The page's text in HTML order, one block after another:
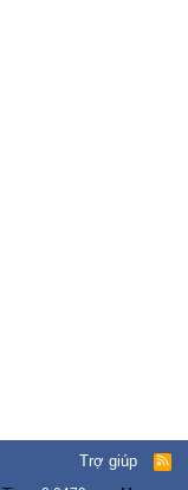
Trợ giúp
R